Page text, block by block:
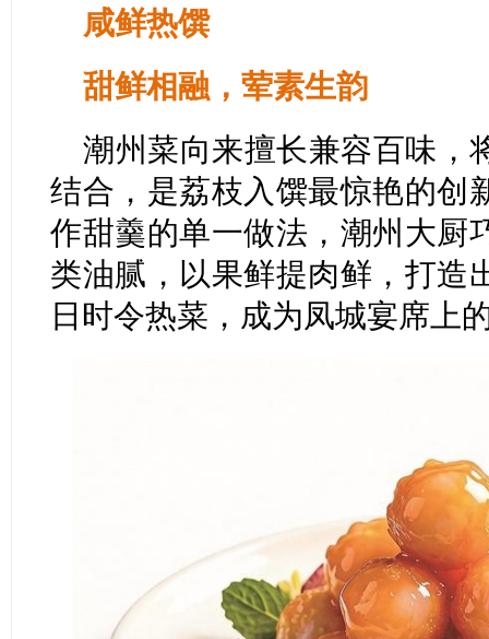
咸鲜热馔
甜鲜相融，荤素生韵
潮州菜向来擅长兼容百味，
结合，是荔枝入馔最惊艳的创
作甜羹的单一做法，潮州大厨
类油腻，以果鲜提肉鲜，打造
日时令热菜，成为凤城宴席上